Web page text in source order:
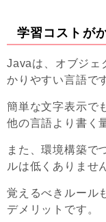
学習コストが
Javaは、オブジェ
かりやすい言語で
簡単な文字表示で
他の言語より書く
また、環境構築で
ルは低くありませ
覚えるべきルール
デメリットです。